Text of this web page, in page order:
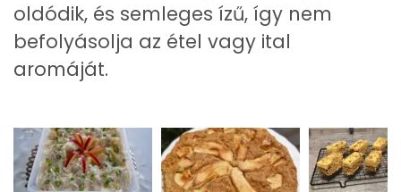
oldódik, és semleges ízű, így nem
befolyásolja az étel vagy ital
aromáját.